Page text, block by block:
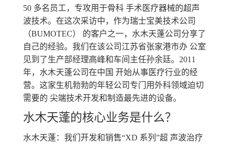
50 多名员工，专攻用于骨科 手术医疗器械的超声
波技术。在这次采访中，作为瑞士宝美技术公司
（BUMOTEC） 的客户之一，水木天蓬公司分享了
自己的经验。我们在该公司江苏省张家港市办 公室
见到了生产部经理高峰和车间主任孙余廷。2011
年，水木天蓬公司在中国 开始从事医疗行业的经
营。这家生机勃勃的年轻公司专门用外科领域迫切
需要的 尖端技术开发和制造最先进的设备。
水木天蓬的核心业务是什么？
水木天蓬：我们开发和销售“XD 系列”超 声波治疗